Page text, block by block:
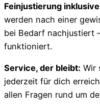
Feinjustierung
werden nach einer
bei Bedarf nachjustiert
funktioniert.
Service, der bleibt: Wir
jederzeit für dich
allen Fragen rund um